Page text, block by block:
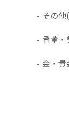
- その他
- 骨董・
- 金・貴